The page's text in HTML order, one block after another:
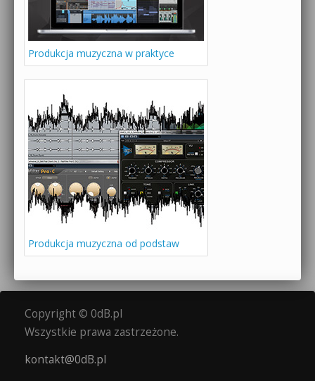
Produkcja muzyczna w praktyce
Produkcja muzyczna od podstaw
Copyright © 0dB.pl
Wszystkie prawa zastrzeżone.
kontakt@0dB.pl